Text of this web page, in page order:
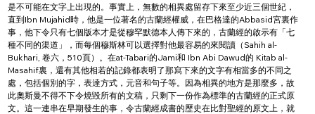
是不可能在文字上出現的。事實上，無數的相異處留存下來至少近三個世紀，
直到Ibn Mujahid時，他是一位著名的古蘭經權威，在巴格達的Abbasid宮裏作
事，他下令只有七個版本才是從穆罕默德本人傳下來的，古蘭經的啟示有「七
種不同的渠道」，而每個穆斯林可以選擇對他最容易的來閱讀（Sahih al-
Bukhari, 卷六，510頁）。在at-Tabari的Jami和 Ibn Abi Dawud的 Kitab al-
Masahif裏，還有其他相若的記錄都表明了那寫下來的文字有相當多的不同之
處，包括個別的字，表達方式，元音和句子等。因為相異的地方是那麼多，故
此奧斯曼不得不下令燒毀所有的文稿，只剩下一份作為標準的古蘭經的正式原
文。這一連串在早期發生的事，令古蘭經成書的歷史在比對聖經的原文上，就